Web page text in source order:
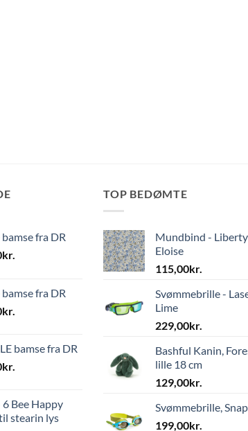
fra DR
kr.
fra DR
kr.
bamse fra DR
kr.
Bee Happy
stearin lys
TOP BEDØMTE
Mundbind - Liberty
Eloise
115,00kr.
Svømmebrille -
Lime
229,00kr.
Bashful Kanin,
lille 18 cm
129,00kr.
Svømmebrille,
199,00kr.